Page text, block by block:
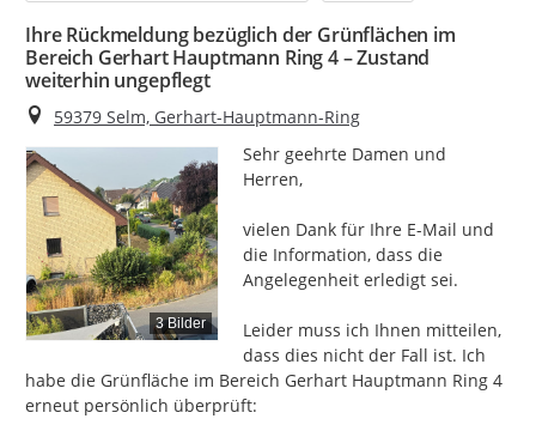
Ihre Rückmeldung bezüglich der Grünflächen im
Bereich Gerhart Hauptmann Ring 4 – Zustand
weiterhin ungepflegt
Ort
59379 Selm, Gerhart-Hauptmann-Ring
3 Bilder
Sehr geehrte Damen und
Herren,
vielen Dank für Ihre E-Mail und
die Information, dass die
Angelegenheit erledigt sei.
Leider muss ich Ihnen mitteilen,
dass dies nicht der Fall ist. Ich
habe die Grünfläche im Bereich Gerhart Hauptmann Ring 4
erneut persönlich überprüft: